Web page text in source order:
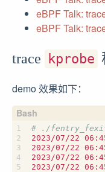
eBPF Talk:
eBPF Talk:
trace kprobe
demo 效果如下：
# ./
2023/07/22
2023/07/22
2023/07/22
2023/07/22